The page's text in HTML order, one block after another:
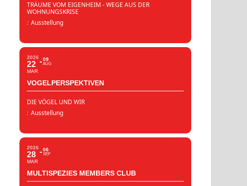
TRÄUME VOM EIGENHEIM - WEGE AUS DER
WOHNUNGSKRISE
: Ausstellung
2026
22
MAR
09
AUG
VOGELPERSPEKTIVEN
DIE VÖGEL UND WIR
: Ausstellung
2026
28
MAR
06
SEP
MULTISPEZIES MEMBERS CLUB